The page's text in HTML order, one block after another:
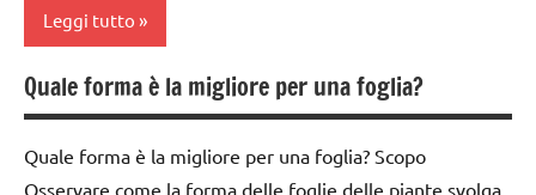
DIDATTICA
MONTESSORI
SCIENZE
fisica e
STEM
ESPERIMENTI
GUIDA
Leggi tutto
BIOLOGIA
MONTESSORI
classe
Quale forma è la migliore per una foglia?
Quale forma è la migliore per una foglia? Scopo
Osservare come la forma delle foglie delle piante svolga